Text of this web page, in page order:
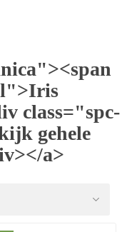
class="spc-
gehele
a>